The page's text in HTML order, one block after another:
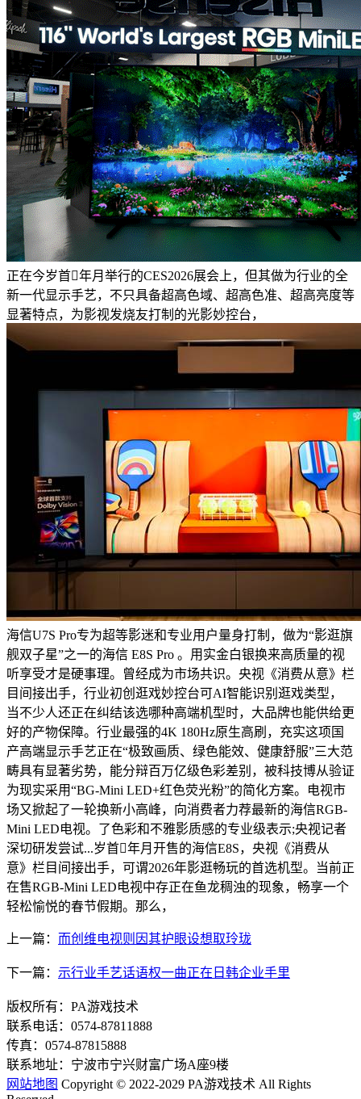
正在今岁首年月举行的CES2026展会上，但其做为行业的全
新一代显示手艺，不只具备超高色域、超高色准、超高亮度等
显著特点，为影视发烧友打制的光影妙控台，
海信U7S Pro专为超等影迷和专业用户量身打制，做为“影逛旗
舰双子星”之一的海信 E8S Pro 。用实金白银换来高质量的视
听享受才是硬事理。曾经成为市场共识。央视《消费从意》栏
目间接出手，行业初创逛戏妙控台可AI智能识别逛戏类型，
当不少人还正在纠结该选哪种高端机型时，大品牌也能供给更
好的产物保障。行业最强的4K 180Hz原生高刷，充实这项国
产高端显示手艺正在“极致画质、绿色能效、健康舒服”三大范
畴具有显著劣势，能分辩百万亿级色彩差别，被科技博从验证
为现实采用“BG-Mini LED+红色荧光粉”的简化方案。电视市
场又掀起了一轮换新小高峰，向消费者力荐最新的海信RGB-
Mini LED电视。了色彩和不雅影质感的专业级表示;央视记者
深切研发尝试...岁首年月开售的海信E8S，央视《消费从
意》栏目间接出手，可谓2026年影逛畅玩的首选机型。当前正
在售RGB-Mini LED电视中存正在鱼龙稠浊的现象，畅享一个
轻松愉悦的春节假期。那么，
上一篇： 而创维电视则因其护眼设想取玲珑
下一篇： 示行业手艺话语权一曲正在日韩企业手里
版权所有：PA游戏技术
联系电话：0574-87811888
传真：0574-87815888
联系地址：宁波市宁兴财富广场A座9楼
网站地图 Copyright © 2022-2029 PA游戏技术 All Rights